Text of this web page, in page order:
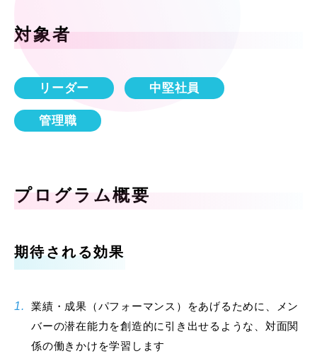
対象者
リーダー 中堅社員
管理職
プログラム概要
期待される効果
業績・成果（パフォーマンス）をあげるために、メン
バーの潜在能力を創造的に引き出せるような、対面関
係の働きかけを学習します